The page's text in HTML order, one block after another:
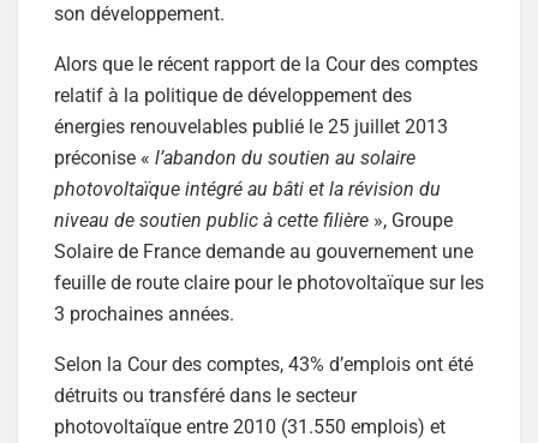
son développement.
Alors que le récent rapport de la Cour des comptes
relatif à la politique de développement des
énergies renouvelables publié le 25 juillet 2013
préconise « l’abandon du soutien au solaire
photovoltaïque intégré au bâti et la révision du
niveau de soutien public à cette filière », Groupe
Solaire de France demande au gouvernement une
feuille de route claire pour le photovoltaïque sur les
3 prochaines années.
Selon la Cour des comptes, 43% d’emplois ont été
détruits ou transféré dans le secteur
photovoltaïque entre 2010 (31.550 emplois) et